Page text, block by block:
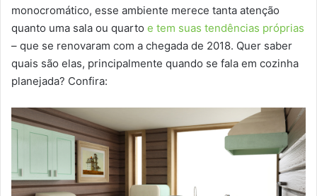
monocromático, esse ambiente merece tanta atenção
quanto uma sala ou quarto e tem suas tendências próprias
– que se renovaram com a chegada de 2018. Quer saber
quais são elas, principalmente quando se fala em cozinha
planejada? Confira: